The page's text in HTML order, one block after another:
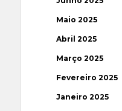
Maio 2025
Abril 2025
Março 2025
Fevereiro 2025
Janeiro 2025